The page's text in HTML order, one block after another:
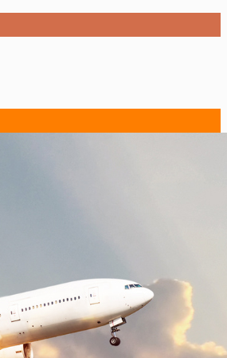
Keadaan Baik dan Diterima Ditujuan